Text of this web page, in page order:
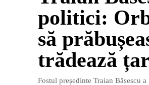
politici:
să
trădează
Fostul președinte Traian Băsescu